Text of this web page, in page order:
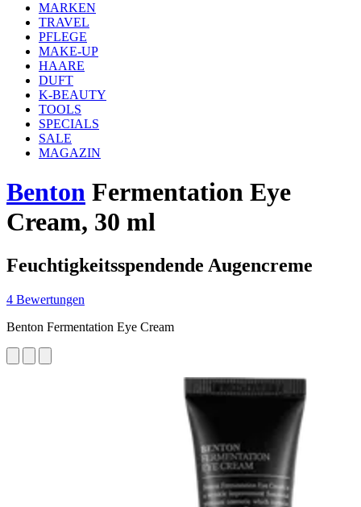
MARKEN
TRAVEL
PFLEGE
MAKE-UP
HAARE
DUFT
K-BEAUTY
TOOLS
SPECIALS
SALE
MAGAZIN
Benton Fermentation Eye
Cream, 30 ml
Feuchtigkeitsspendende Augencreme
4 Bewertungen
Benton Fermentation Eye Cream